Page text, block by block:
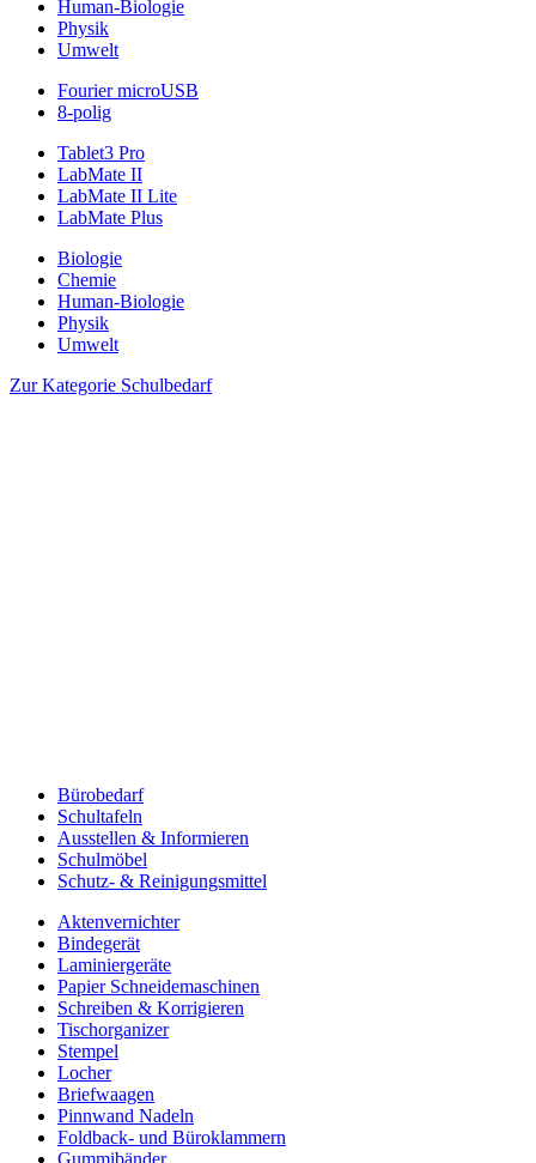
Human-Biologie
Physik
Umwelt
Fourier microUSB
8-polig
Tablet3 Pro
LabMate II
LabMate II Lite
LabMate Plus
Biologie
Chemie
Human-Biologie
Physik
Umwelt
Zur Kategorie Schulbedarf
Bürobedarf
Schultafeln
Ausstellen & Informieren
Schulmöbel
Schutz- & Reinigungsmittel
Aktenvernichter
Bindegerät
Laminiergeräte
Papier Schneidemaschinen
Schreiben & Korrigieren
Tischorganizer
Stempel
Locher
Briefwaagen
Pinnwand Nadeln
Foldback- und Büroklammern
Gummibänder